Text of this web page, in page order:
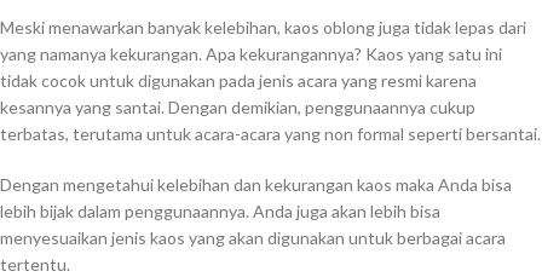
Meski menawarkan banyak kelebihan, kaos oblong juga tidak lepas dari
yang namanya kekurangan. Apa kekurangannya? Kaos yang satu ini
tidak cocok untuk digunakan pada jenis acara yang resmi karena
kesannya yang santai. Dengan demikian, penggunaannya cukup
terbatas, terutama untuk acara-acara yang non formal seperti bersantai.
Dengan mengetahui kelebihan dan kekurangan kaos maka Anda bisa
lebih bijak dalam penggunaannya. Anda juga akan lebih bisa
menyesuaikan jenis kaos yang akan digunakan untuk berbagai acara
tertentu.